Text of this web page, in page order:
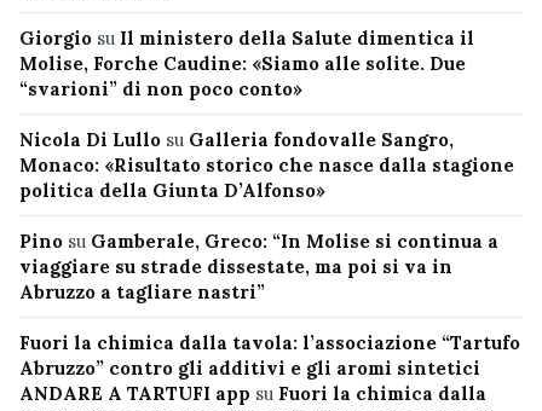
Giorgio su Il ministero della Salute dimentica il
Molise, Forche Caudine: «Siamo alle solite. Due
“svarioni” di non poco conto»
Nicola Di Lullo su Galleria fondovalle Sangro,
Monaco: «Risultato storico che nasce dalla stagione
politica della Giunta D’Alfonso»
Pino su Gamberale, Greco: “In Molise si continua a
viaggiare su strade dissestate, ma poi si va in
Abruzzo a tagliare nastri”
Fuori la chimica dalla tavola: l’associazione “Tartufo
Abruzzo” contro gli additivi e gli aromi sintetici
ANDARE A TARTUFI app su Fuori la chimica dalla